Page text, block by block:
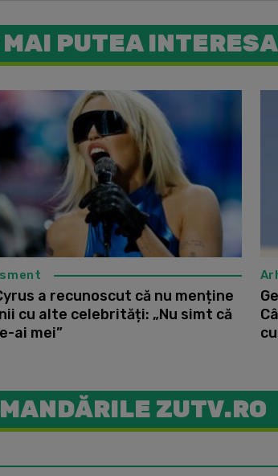
PUTEA INTERESA
a recunoscut că nu menține
cu alte celebrități: „Nu simt că
ai mei”
ZUTV.RO